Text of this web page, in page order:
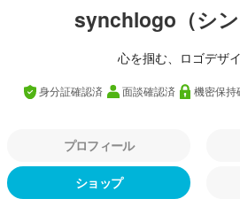
synchlogo（シン
心を掴む、ロゴデザイ
身分証確認済 面談確認済 機密保持
プロフィール
ショップ